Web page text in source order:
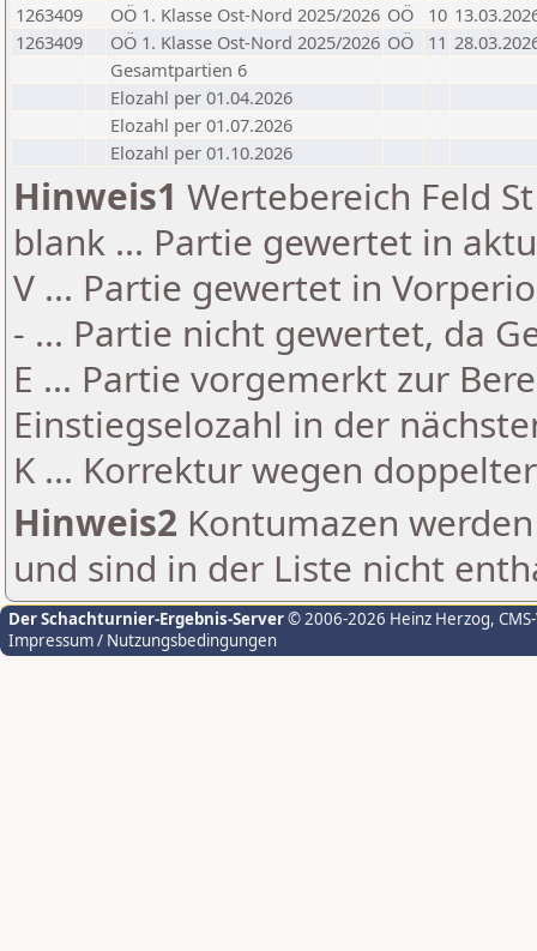
1263409
OÖ 1. Klasse Ost-Nord 2025/2026 OÖ 10
1263409
OÖ 1. Klasse Ost-Nord 2025/2026 OÖ 11
Gesamtpartien 6
Elozahl per 01.04.2026
Elozahl per 01.07.2026
Elozahl per 01.10.2026
Hinweis1 Wertebereich Feld
blank ... Partie gewertet in
V ... Partie gewertet in
- ... Partie nicht gewertet, da
E ... Partie vorgemerkt zur
Einstiegselozahl in der
K ... Korrektur wegen
Hinweis2 Kontumazen
und sind in der Liste nicht
Der Schachturnier-Ergebnis-Server© 2006-2026 Heinz Herzog,
Impressum / Nutzungsbedingungen